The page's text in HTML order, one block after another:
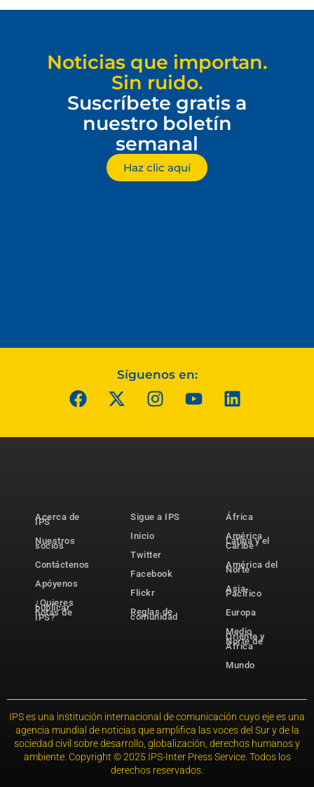
Noticias que importan.
Sin ruido.
Suscríbete gratis a
nuestro boletín
semanal
Haz clic aquí
Síguenos en:
Acerca de
IPS
Nuestros
socios
Contáctenos
Apóyenos
¿Quieres
publicar
notas de
IPS?
Sigue a IPS
Inicio
Twitter
Facebook
Flickr
Reglas de
comunidad
África
América
Latina y el
Caribe
América del
Norte
Asia-
Pacífico
Europa
Medio
Oriente y
Norte de
África
Mundo
IPS es una institución internacional de comunicación cuyo eje es una
agencia mundial de noticias que amplifica las voces del Sur y de la
sociedad civil sobre desarrollo, globalización, derechos humanos y
ambiente. Copyright © 2025 IPS-Inter Press Service. Todos los
derechos reservados.